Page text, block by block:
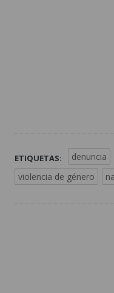
ETIQUETAS: denuncia
violencia de género